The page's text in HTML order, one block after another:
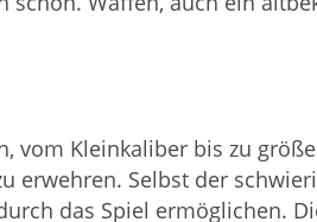
vom Kleinkaliber bis zu
erwehren. Selbst der
das Spiel ermöglichen.